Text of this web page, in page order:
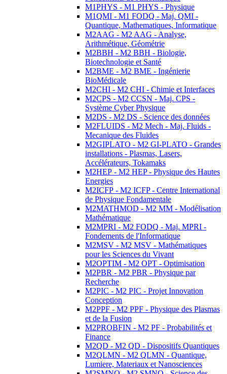
M1PHYS - M1 PHYS - Physique
M1QMI - M1 FODQ - Maj. QMI -
Quantique, Mathematiques, Informatique
M2AAG - M2 AAG - Analyse,
Arithmétique, Géométrie
M2BBH - M2 BBH - Biologie,
Biotechnologie et Santé
M2BME - M2 BME - Ingénierie
BioMédicale
M2CHI - M2 CHI - Chimie et Interfaces
M2CPS - M2 CCSN - Maj. CPS -
Système Cyber Physique
M2DS - M2 DS - Science des données
M2FLUIDS - M2 Mech - Maj. Fluids -
Mecanique des Fluides
M2GIPLATO - M2 GI-PLATO - Grandes
installations - Plasmas, Lasers,
Accélérateurs, Tokamaks
M2HEP - M2 HEP - Physique des Hautes
Energies
M2ICFP - M2 ICFP - Centre International
de Physique Fondamentale
M2MATHMOD - M2 MM - Modélisation
Mathématique
M2MPRI - M2 FODQ - Maj. MPRI -
Fondements de l'Informatique
M2MSV - M2 MSV - Mathématiques
pour les Sciences du Vivant
M2OPTIM - M2 OPT - Optimisation
M2PBR - M2 PBR - Physique par
Recherche
M2PIC - M2 PIC - Projet Innovation
Conception
M2PPF - M2 PPF - Physique des Plasmas
et de la Fusion
M2PROBFIN - M2 PF - Probabilités et
Finance
M2QD - M2 QD - Dispositifs Quantiques
M2QLMN - M2 QLMN - Quantique,
Lumiere, Materiaux et Nanosciences